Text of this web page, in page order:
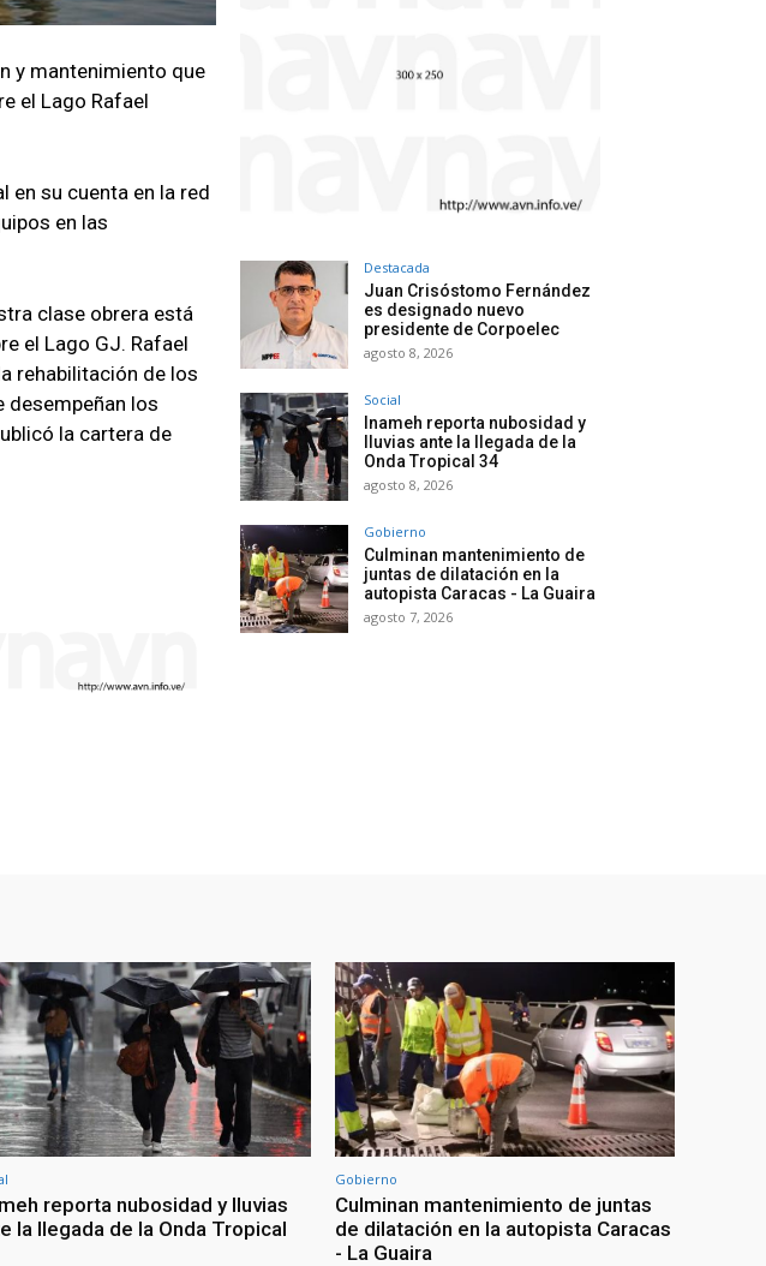
y mantenimiento que
el Lago Rafael
en su cuenta en la red
en las
clase obrera está
el Lago GJ. Rafael
rehabilitación de los
desempeñan los
la cartera de
Destacada
Juan Crisóstomo Fernández
es designado nuevo
presidente de Corpoelec
agosto 8, 2026
Social
Inameh reporta nubosidad y
lluvias ante la llegada de la
Onda Tropical 34
agosto 8, 2026
Gobierno
Culminan mantenimiento de
juntas de dilatación en la
autopista Caracas - La Guaira
agosto 7, 2026
reporta nubosidad y lluvias
la llegada de la Onda Tropical
Gobierno
Culminan mantenimiento de juntas
de dilatación en la autopista Caracas
- La Guaira